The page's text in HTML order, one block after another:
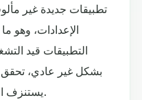
تطبيقات جديدة غير
الإعدادات، وهو
التطبيقات قيد
بشكل غير عادي، تحقق
يستنزف البطارية يحتوي على برامج ضارة.